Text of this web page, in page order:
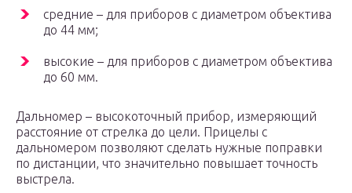
средние – для приборов с диаметром объектива
до 44 мм;
высокие – для приборов с диаметром объектива
до 60 мм.
Дальномер – высокоточный прибор, измеряющий
расстояние от стрелка до цели. Прицелы с
дальномером позволяют сделать нужные поправки
по дистанции, что значительно повышает точность
выстрела.